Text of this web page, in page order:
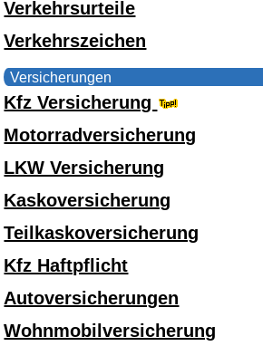
Verkehrsurteile
Verkehrszeichen
Versicherungen
Kfz Versicherung
Motorradversicherung
LKW Versicherung
Kaskoversicherung
Teilkaskoversicherung
Kfz Haftpflicht
Autoversicherungen
Wohnmobilversicherung